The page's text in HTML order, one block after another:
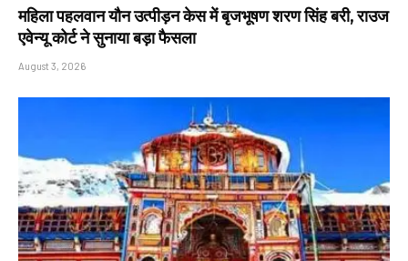
महिला पहलवान यौन उत्पीड़न केस में बृजभूषण शरण सिंह बरी, राउज
एवेन्यू कोर्ट ने सुनाया बड़ा फैसला
August 3, 2026